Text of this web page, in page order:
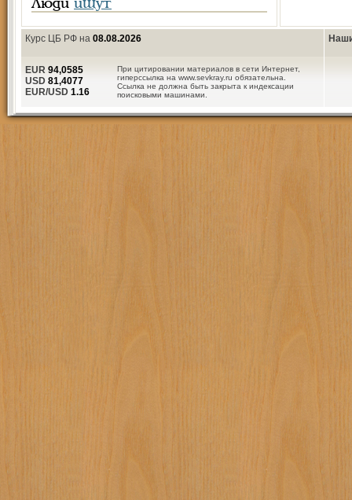
Люди ищут
Курс ЦБ РФ на 08.08.2026
При цитировании материалов в сети Интернет,
гиперссылка на www.sevkray.ru обязательна.
Ссылка не должна быть закрыта к индексации
поисковыми машинами.
EUR 94,0585
USD 81,4077
EUR/USD 1.16